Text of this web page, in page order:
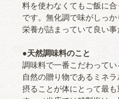
料を使わなくてもご飯に
です。無化調で味がしっ
栄養が詰まっていて良い事
●天然調味料のこと
調味料で一番こだわって
自然の贈り物であるミネ
摂ることが体にとって最